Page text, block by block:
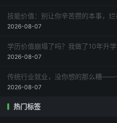
技能价值：别让你辛苦攒的本事，
2026-08-07
学历价值崩塌了吗？我做了10年升
2026-08-07
传统行业就业，没你想的那么糟——
2026-08-07
热门标签